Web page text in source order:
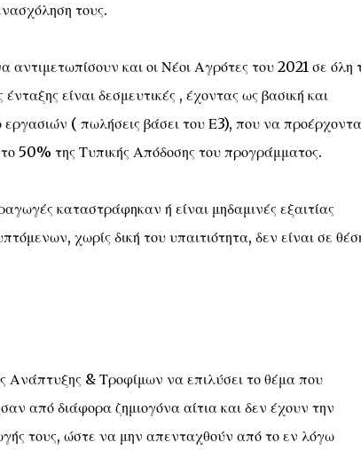
τους.
και οι Νέοι Αγρότες του 2021 σε όλη
είναι δεσμευτικές , έχοντας ως βασική και
( πωλήσεις βάσει του Ε3), που να
50% της Τυπικής Απόδοσης του προγράμματος.
καταστράφηκαν ή είναι μηδαμινές εξαιτίας
χωρίς δική του υπαιτιότητα, δεν είναι σε
Ανάπτυξης & Τροφίμων να επιλύσει το θέμα που
από διάφορα ζημιογόνα αίτια και δεν έχουν την
τους, ώστε να μην απενταχθούν από το εν λόγω